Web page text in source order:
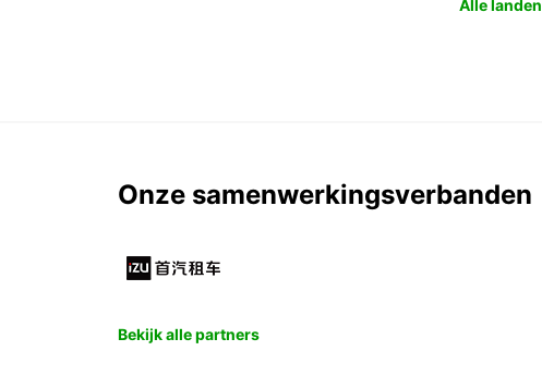
Alle landen
Onze samenwerkingsverbanden
Bekijk alle partners